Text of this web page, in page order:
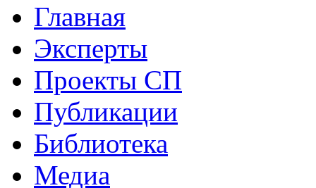
Главная
Эксперты
Проекты СП
Публикации
Библиотека
Медиа